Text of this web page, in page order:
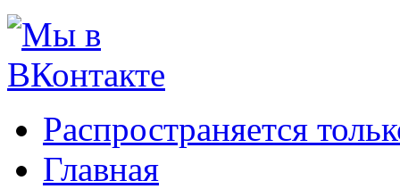
Распространяется
Главная